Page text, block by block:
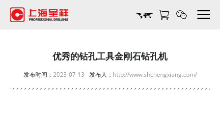
优秀的钻孔工具金刚石钻孔机
发布时间： 2023-07-13 发布人： http://www.shchengxiang.com/